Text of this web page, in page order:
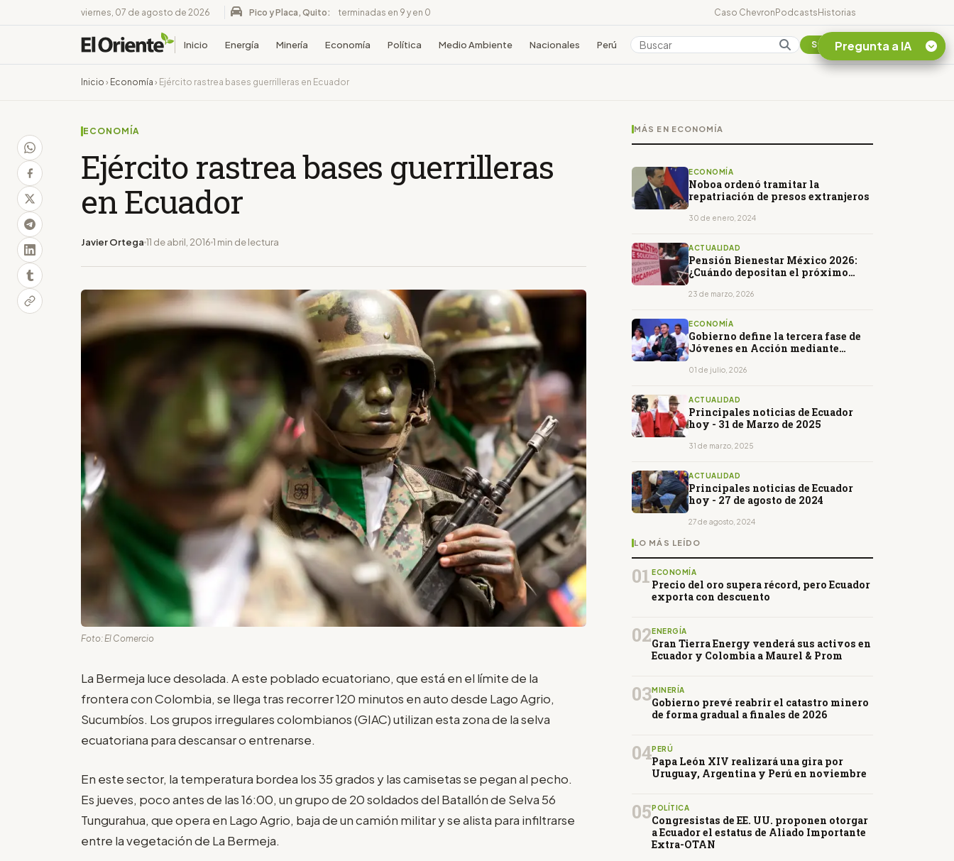
viernes, 07 de agosto de 2026 Pico y Placa, Quito: terminadas en 9 y en 0 Caso ChevronPodcastsHistorias
Inicio Energía Minería Economía Política Medio Ambiente Nacionales Perú Colombia Suscribirse
Inicio › Economía › Ejército rastrea bases guerrilleras en Ecuador
ECONOMÍA
Ejército rastrea bases guerrilleras
en Ecuador
Javier Ortega 11 de abril, 2016 1 min de lectura
Foto: El Comercio
La Bermeja luce desolada. A este poblado ecuatoriano, que está en el límite de la
frontera con Colombia, se llega tras recorrer 120 minutos en auto desde Lago Agrio,
Sucumbíos. Los grupos irregulares colombianos (GIAC) utilizan esta zona de la selva
ecuatoriana para descansar o entrenarse.
En este sector, la temperatura bordea los 35 grados y las camisetas se pegan al pecho.
Es jueves, poco antes de las 16:00, un grupo de 20 soldados del Batallón de Selva 56
Tungurahua, que opera en Lago Agrio, baja de un camión militar y se alista para infiltrarse
entre la vegetación de La Bermeja.
MÁS EN ECONOMÍA
ECONOMÍA
Noboa ordenó tramitar la
repatriación de presos extranjeros
30 de enero, 2024
ACTUALIDAD
Pensión Bienestar México 2026:
¿Cuándo depositan el próximo
23 de marzo, 2026
ECONOMÍA
Gobierno define la tercera fase de
Jóvenes en Acción mediante
01 de julio, 2026
ACTUALIDAD
Principales noticias de Ecuador
hoy - 31 de Marzo de 2025
31 de marzo, 2025
ACTUALIDAD
Principales noticias de Ecuador
hoy - 27 de agosto de 2024
27 de agosto, 2024
LO MÁS LEÍDO
01 ECONOMÍA
Precio del oro supera récord, pero Ecuador
exporta con descuento
02 ENERGÍA
Gran Tierra Energy venderá sus activos en
Ecuador y Colombia a Maurel & Prom
03MINERÍA
Gobierno prevé reabrir el catastro minero
de forma gradual a finales de 2026
04PERÚ
Papa León XIV realizará una gira por
Uruguay, Argentina y Perú en noviembre
05 POLÍTICA
Congresistas de EE. UU. proponen otorgar
a Ecuador el estatus de Aliado Importante
Extra-OTAN
Pregunta a IA
¿En que consiste la